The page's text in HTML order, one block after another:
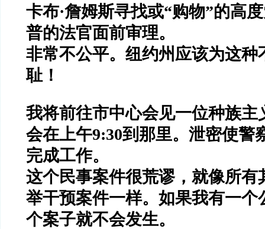
卡布·詹姆斯寻找或“购物”的高
普的法官面前审理。
非常不公平。纽约州应该为这种
耻！
我将前往市中心会见一位种族主
会在上午9:30到那里。 泄密使警
完成工作。
这个民事案件很荒谬，就像所有
举干预案件一样。 如果我有一个
个案子就不会发生。